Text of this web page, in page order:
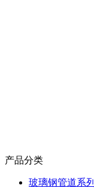
产品分类
玻璃钢管道系列